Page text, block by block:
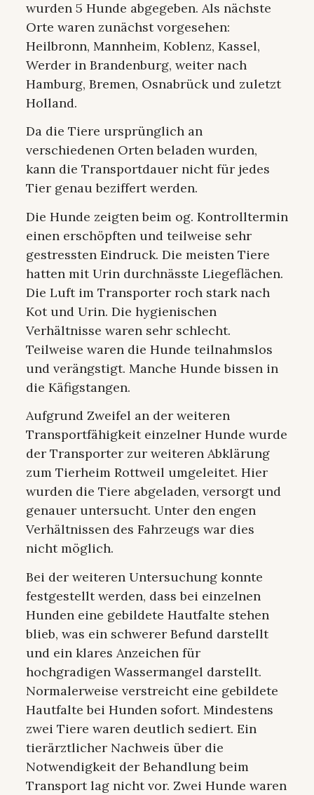
wurden 5 Hunde abgegeben. Als nächste
Orte waren zunächst vorgesehen:
Heilbronn, Mannheim, Koblenz, Kassel,
Werder in Brandenburg, weiter nach
Hamburg, Bremen, Osnabrück und zuletzt
Holland.
Da die Tiere ursprünglich an
verschiedenen Orten beladen wurden,
kann die Transportdauer nicht für jedes
Tier genau beziffert werden.
Die Hunde zeigten beim og. Kontrolltermin
einen erschöpften und teilweise sehr
gestressten Eindruck. Die meisten Tiere
hatten mit Urin durchnässte Liegeflächen.
Die Luft im Transporter roch stark nach
Kot und Urin. Die hygienischen
Verhältnisse waren sehr schlecht.
Teilweise waren die Hunde teilnahmslos
und verängstigt. Manche Hunde bissen in
die Käfigstangen.
Aufgrund Zweifel an der weiteren
Transportfähigkeit einzelner Hunde wurde
der Transporter zur weiteren Abklärung
zum Tierheim Rottweil umgeleitet. Hier
wurden die Tiere abgeladen, versorgt und
genauer untersucht. Unter den engen
Verhältnissen des Fahrzeugs war dies
nicht möglich.
Bei der weiteren Untersuchung konnte
festgestellt werden, dass bei einzelnen
Hunden eine gebildete Hautfalte stehen
blieb, was ein schwerer Befund darstellt
und ein klares Anzeichen für
hochgradigen Wassermangel darstellt.
Normalerweise verstreicht eine gebildete
Hautfalte bei Hunden sofort. Mindestens
zwei Tiere waren deutlich sediert. Ein
tierärztlicher Nachweis über die
Notwendigkeit der Behandlung beim
Transport lag nicht vor. Zwei Hunde waren